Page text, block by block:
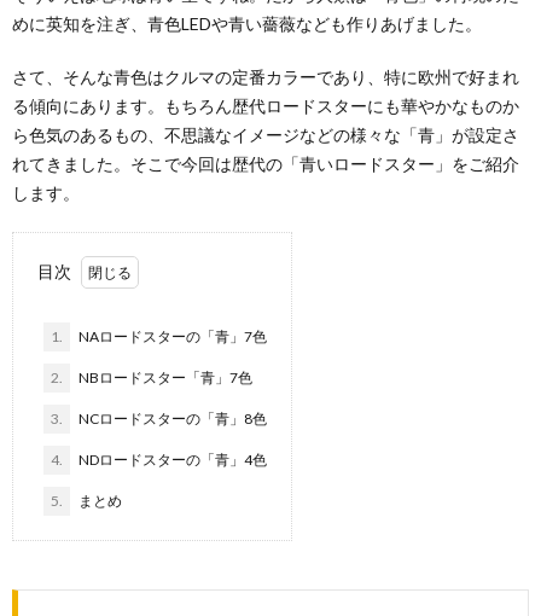
めに英知を注ぎ、青色LEDや青い薔薇なども作りあげました。
さて、そんな青色はクルマの定番カラーであり、特に欧州で好まれ
る傾向にあります。もちろん歴代ロードスターにも華やかなものか
ら色気のあるもの、不思議なイメージなどの様々な「青」が設定さ
れてきました。そこで今回は歴代の「青いロードスター」をご紹介
します。
目次
1. NAロードスターの「青」7色
2. NBロードスター「青」7色
3. NCロードスターの「青」8色
4. NDロードスターの「青」4色
5. まとめ